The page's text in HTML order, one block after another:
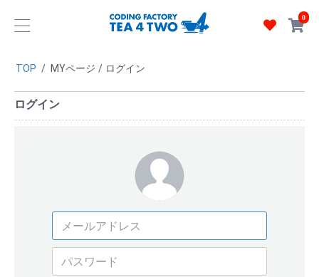
0
TOP / MYページ / ログイン
ログイン